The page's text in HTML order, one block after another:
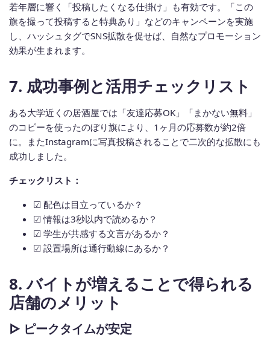
若年層に響く「投稿したくなる仕掛け」も有効です。「この
旗を撮って投稿すると特典あり」などのキャンペーンを実施
し、ハッシュタグでSNS拡散を促せば、自然なプロモーション
効果が生まれます。
7. 成功事例と活用チェックリスト
ある大学近くの居酒屋では「友達応募OK」「まかない無料」
のコピーを使ったのぼり旗により、1ヶ月の応募数が約2倍
に。またInstagramに写真投稿されることで二次的な拡散にも
成功しました。
チェックリスト：
☑ 配色は目立っているか？
☑ 情報は3秒以内で読めるか？
☑ 学生が共感する文言があるか？
☑ 設置場所は通行動線にあるか？
8. バイトが増えることで得られる
店舗のメリット
▷ ピークタイムが安定